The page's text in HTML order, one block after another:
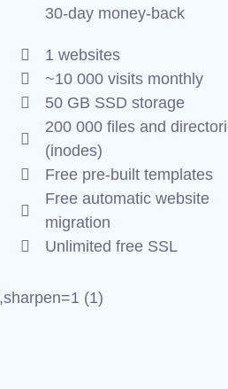
30-day money-back
1 websites
~10 000 visits monthly
50 GB SSD storage
200 000 files and
(inodes)
Free pre-built templates
Free automatic website
migration
Unlimited free SSL